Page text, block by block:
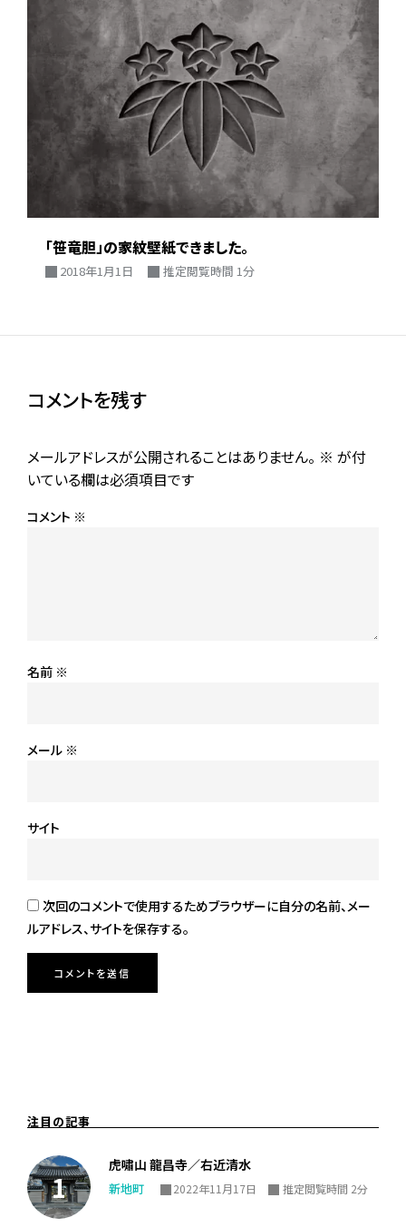
「笹竜胆」の家紋壁紙できました。
2018年1月1日 推定閲覧時間 1分
コメントを残す
メールアドレスが公開されることはありません。 ※ が付
いている欄は必須項目です
コメント ※
名前 ※
メール ※
サイト
次回のコメントで使用するためブラウザーに自分の名前、メー
ルアドレス、サイトを保存する。
注目の記事
虎嘯山 龍昌寺／右近清水
新地町 2022年11月17日 推定閲覧時間 2分